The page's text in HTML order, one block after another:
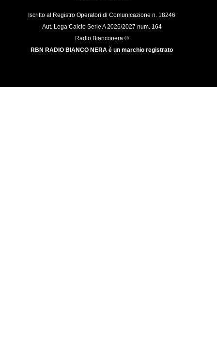
Iscritto al Registro Operatori di Comunicazione n. 18246
Aut. Lega Calcio Serie A 2026/2027 num. 164
Radio Bianconera ®
RBN RADIO BIANCO NERA è un marchio registrato